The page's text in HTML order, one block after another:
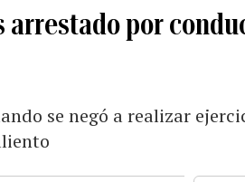
arrestado por
se negó a realizar